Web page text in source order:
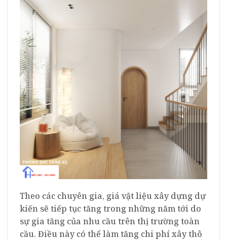
Theo các chuyên gia, giá vật liệu xây dựng dự
kiến sẽ tiếp tục tăng trong những năm tới do
sự gia tăng của nhu cầu trên thị trường toàn
cầu. Điều này có thể làm tăng chi phí xây thô